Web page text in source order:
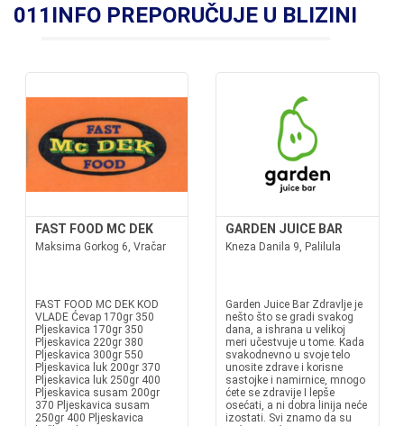
011INFO PREPORUČUJE U BLIZINI
FAST FOOD MC DEK
Maksima Gorkog 6, Vračar
FAST FOOD MC DEK KOD
VLADE Ćevap 170gr 350
Pljeskavica 170gr 350
Pljeskavica 220gr 380
Pljeskavica 300gr 550
Pljeskavica luk 200gr 370
Pljeskavica luk 250gr 400
Pljeskavica susam 200gr
370 Pljeskavica susam
250gr 400 Pljeskavica
GARDEN JUICE BAR
Kneza Danila 9, Palilula
Garden Juice Bar Zdravlje je
nešto što se gradi svakog
dana, a ishrana u velikoj
meri učestvuje u tome. Kada
svakodnevno u svoje telo
unosite zdrave i korisne
sastojke i namirnice, mnogo
ćete se zdravije I lepše
osećati, a ni dobra linija neće
izostati. Svi znamo da su